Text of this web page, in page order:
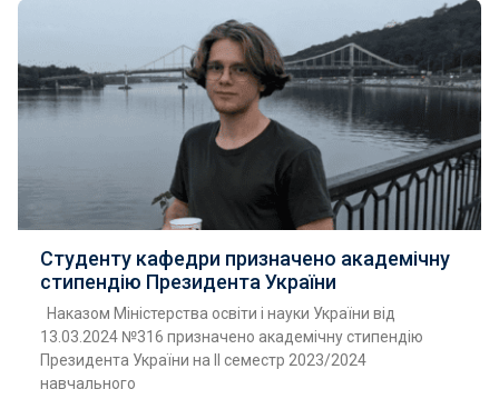
Студенту кафедри призначено академічну
стипендію Президента України
Наказом Міністерства освіти і науки України від
13.03.2024 №316 призначено академічну стипендію
Президента України на ІІ семестр 2023/2024
навчального